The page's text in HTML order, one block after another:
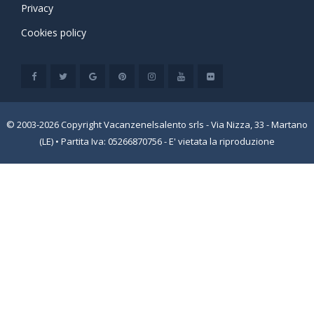
Privacy
Cookies policy
© 2003-2026 Copyright Vacanzenelsalento srls - Via Nizza, 33 - Martano
(LE) • Partita Iva: 05266870756 - E' vietata la riproduzione